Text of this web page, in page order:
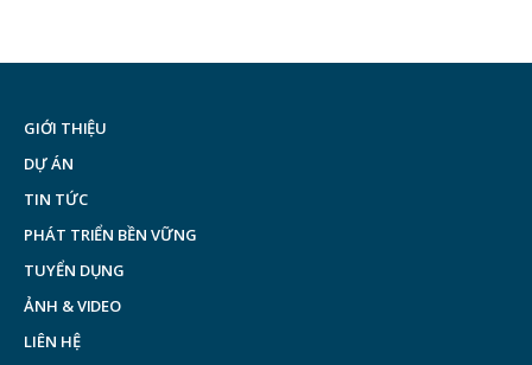
GIỚI THIỆU
DỰ ÁN
TIN TỨC
PHÁT TRIỂN BỀN VỮNG
TUYỂN DỤNG
ẢNH & VIDEO
LIÊN HỆ